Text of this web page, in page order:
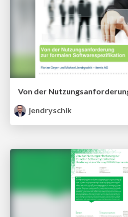
jendryschik